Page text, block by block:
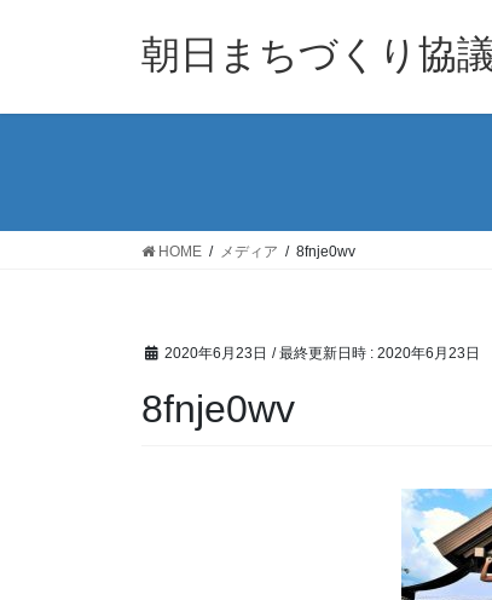
朝日まちづくり協
HOME メディア 8fnje0wv
2020年6月23日 / 最終更新日時 : 2020年6月23日
8fnje0wv